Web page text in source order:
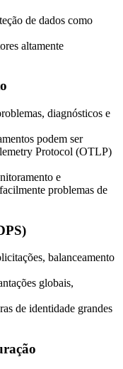
de dados como
altamente
diagnósticos e
podem ser
Protocol (OTLP)
e
problemas de
balanceamento
globais,
de identidade grandes